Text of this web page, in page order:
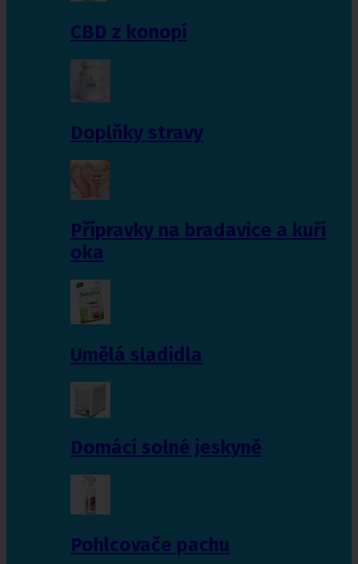
CBD z konopí
Doplňky stravy
Přípravky na bradavice a kuří
oka
Umělá sladidla
Domácí solné jeskyně
Pohlcovače pachu